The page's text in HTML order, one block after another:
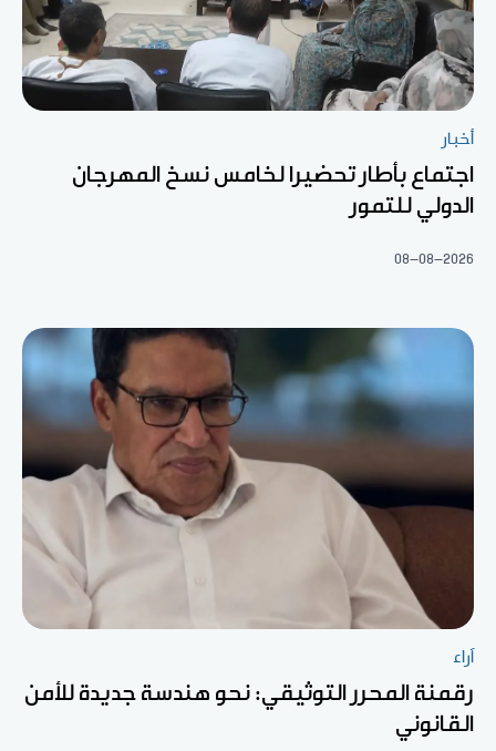
أخبار
اجتماع بأطار تحضيرا لخامس نسخ المهرجان
الدولي للتمور
08-08-2026
آراء
رقمنة المحرر التوثيقي: نحو هندسة جديدة للأمن
القانوني